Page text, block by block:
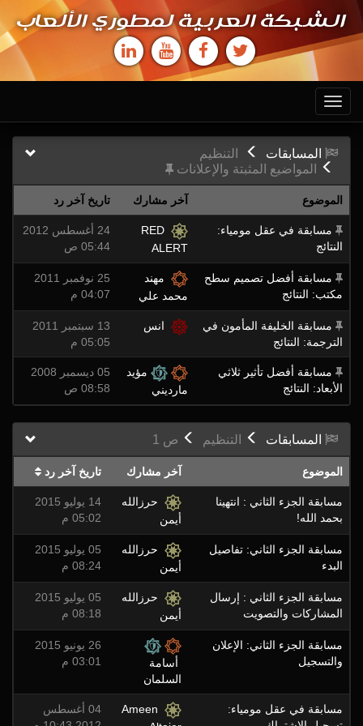
الشبكة العربية لمطوري الألعاب
Toggle
navigation
المسابقات
التنظيم
المواضيع المثبتة والإعلانات
الموضوع آخر مشارك تاريخ آخر رد
مسابقة في عقل مومياء:
النتائج
RED
ALERT
24 أغسطس 2012
05:44 ص
مسابقة أفضل تصميم سطح
مكتب: النتائج
مهند
محمد علي
25 نوفمبر 2011
04:07 م
مسابقة الخليفة المأمون في
الترجمة: النتائج
انس
13 سبتمبر 2011
05:05 م
مسابقة أفضل تأثير ثلاثي
الأبعاد: النتائج
مؤيد
مارديني
05 ديسمبر 2008
08:58 ص
المسابقات التنظيم ص
الموضوع آخر مشارك تاريخ آخر رد
مسابقة الجزء الثاني : انتهينا
بحمد الله!
حرزالله
أيمن
14 يوليو 2015
05:02 م
مسابقة الجزء الثاني: تفاصيل
البدء
حرزالله
أيمن
05 يوليو 2015
08:24 م
مسابقة الجزء الثاني : إرسال
المشاركات والتصويت
حرزالله
أيمن
05 يوليو 2015
08:18 م
مسابقة الجزء الثاني: الإعلان
والتسجيل
أسامة
السلمان
26 يونيو 2015
03:01 م
مسابقة في عقل مومياء:
Ameen
04 أغسطس